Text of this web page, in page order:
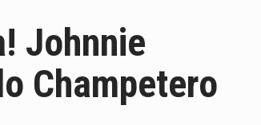
Johnnie
Champetero